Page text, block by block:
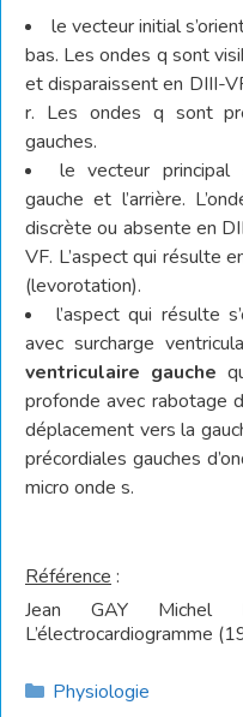
le vecteur initial
bas. Les ondes q sont
et disparaissent en DIII-
r. Les ondes q sont
gauches.
le vecteur principal
gauche et l’arrière.
discrète ou absente en
VF. L’aspect qui résulte
(levorotation).
l’aspect qui résulte
avec surcharge
ventriculaire gauche
profonde avec rabotage
déplacement vers la
précordiales gauches
micro onde s.
Référence :
Jean GAY Michel
L’électrocardiogramme
Catégories
Physiologie